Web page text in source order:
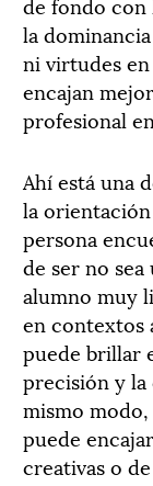
la
ni virtudes en
encajan
profesional
Ahí está una
la
persona
de ser no
alumno muy
en contextos
puede brillar
precisión y la
mismo
puede
creativas o